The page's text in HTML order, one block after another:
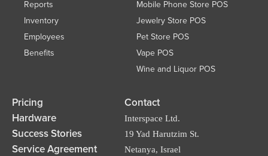
Reports
Inventory
Employees
Benefits
Mobile Phone Store POS
Jewelry Store POS
Pet Store POS
Vape POS
Wine and Liquor POS
Pricing
Hardware
Success Stories
Service Agreement
Contact
Interspace Ltd.
19 Yad Harutzim St.
Netanya, Israel